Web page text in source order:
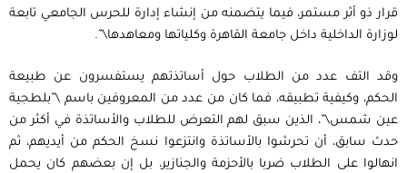
قرار ذو أثر مستمر، فيما يتضمنه من إنشاء إدارة للحرس الجامعي تابعة
لوزارة الداخلية داخل جامعة القاهرة وكلياتها ومعاهدها\”.
وقد التف عدد من الطلاب حول أساتذتهم يستفسرون عن طبيعة
الحكم، وكيفية تطبيقه، فما كان من عدد من المعروفين باسم \”بلطجية
عين شمس\”، الذين سبق لهم التعرض للطلاب والأساتذة في أكثر من
حدث سابق، أن تحرشوا بالأساتذة وانتزعوا نسخ الحكم من أيديهم، ثم
انهالوا على الطلاب ضربا بالأحزمة والجنازير، بل إن بعضهم كان يحمل